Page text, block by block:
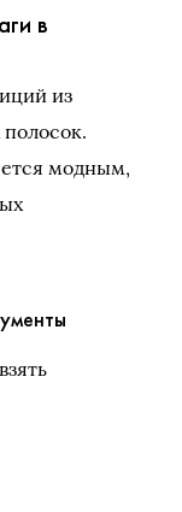
в
из
модным,